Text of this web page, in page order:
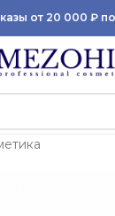
от 20 000 ₽ по